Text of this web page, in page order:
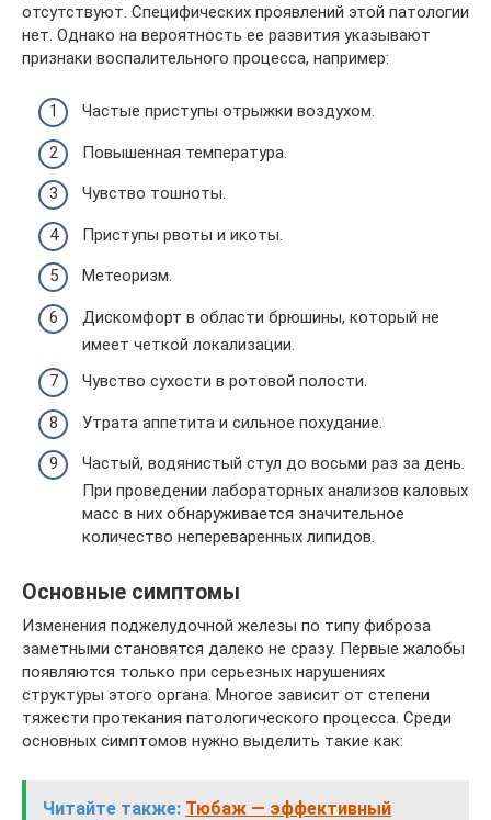
отсутствуют. Специфических проявлений этой патологии
нет. Однако на вероятность ее развития указывают
признаки воспалительного процесса, например:
Частые приступы отрыжки воздухом.
Повышенная температура.
Чувство тошноты.
Приступы рвоты и икоты.
Метеоризм.
Дискомфорт в области брюшины, который не
имеет четкой локализации.
Чувство сухости в ротовой полости.
Утрата аппетита и сильное похудание.
Частый, водянистый стул до восьми раз за день.
При проведении лабораторных анализов каловых
масс в них обнаруживается значительное
количество непереваренных липидов.
Основные симптомы
Изменения поджелудочной железы по типу фиброза
заметными становятся далеко не сразу. Первые жалобы
появляются только при серьезных нарушениях
структуры этого органа. Многое зависит от степени
тяжести протекания патологического процесса. Среди
основных симптомов нужно выделить такие как:
Читайте также: Тюбаж — эффективный